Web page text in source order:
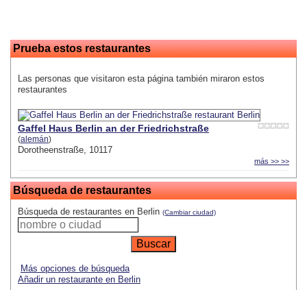
Prueba estos restaurantes
Las personas que visitaron esta página también miraron estos
restaurantes
Gaffel Haus Berlin an der Friedrichstraße
(alemán)
Dorotheenstraße, 10117
más >> >>
Búsqueda de restaurantes
Búsqueda de restaurantes en Berlin (Cambiar ciudad)
Más opciones de búsqueda
Añadir un restaurante en Berlin